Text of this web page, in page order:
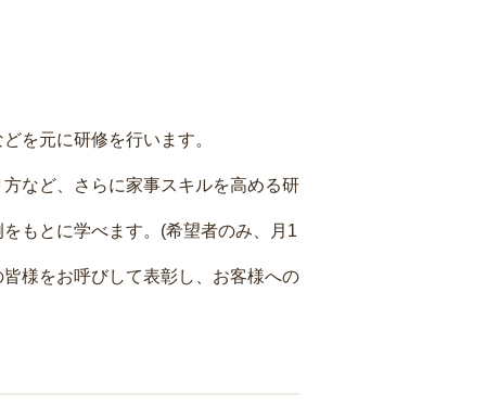
を元に研修を行います。
など、さらに家事スキルを高める研
もとに学べます。(希望者のみ、月1
様をお呼びして表彰し、お客様への